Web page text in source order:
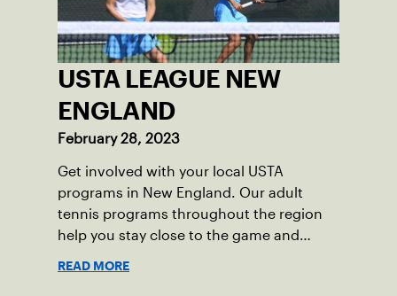
USTA LEAGUE NEW
ENGLAND
February 28, 2023
Get involved with your local USTA
programs in New England. Our adult
tennis programs throughout the region
help you stay close to the game and
READ MORE